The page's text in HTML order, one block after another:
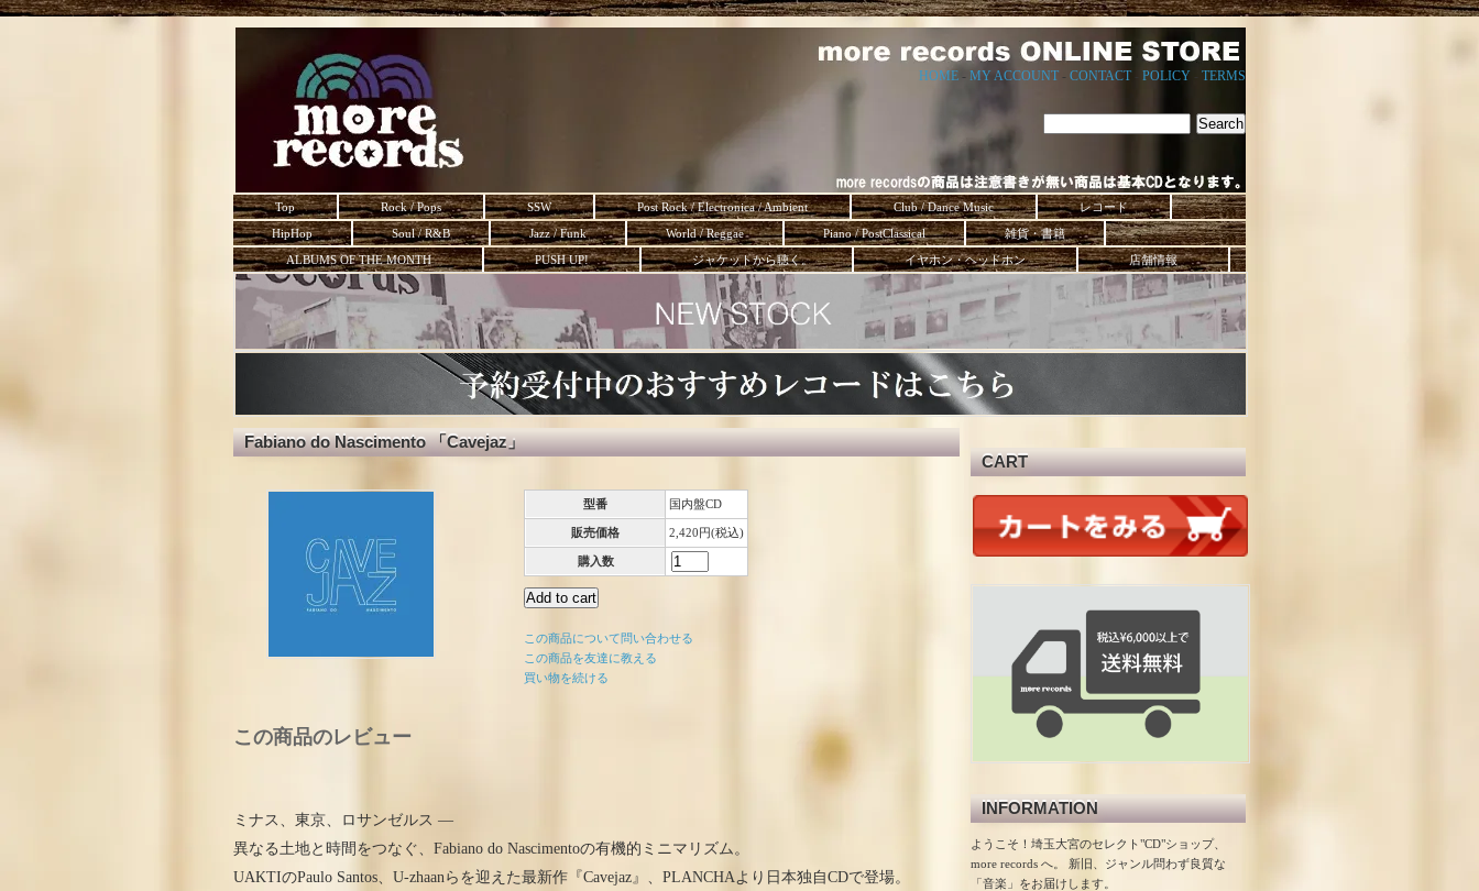
HOME - MY ACCOUNT - CONTACT- POLICY TERMS
Top Rock / Pops SSW Post Rock / Electronica / Ambient Club / Dance Music
レコード
HipHop
Soul / R&B Jazz / Funk World / Reggae Piano / PostClassical
雑貨・書籍
ALBUMS OF THE MONTH
PUSH UP! ジャケットから聴く。 イヤホン・ヘッドホン 店舗情報
Fabiano do Nascimento 「Cavejaz」
型番 国内盤CD
販売価格 2,420円(税込)
購入数
この商品について問い合わせる
この商品を友達に教える
買い物を続ける
この商品のレビュー
ミナス、東京、ロサンゼルス —
異なる土地と時間をつなぐ、Fabiano do Nascimentoの有機的ミニマリズム。
UAKTIのPaulo Santos、U-zhaanらを迎えた最新作『Cavejaz』、PLANCHAより日本独自CDで登場。
CART
INFORMATION
ようこそ！埼玉大宮のセレクト"CD"ショップ、
more records へ。 新旧、ジャンル問わず良質な
「音楽」をお届けします。